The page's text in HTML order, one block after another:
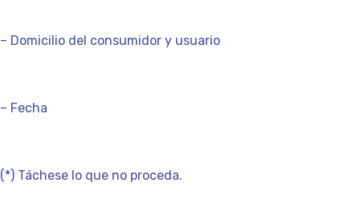
– Domicilio del consumidor y usuario
– Fecha
(*) Táchese lo que no proceda.